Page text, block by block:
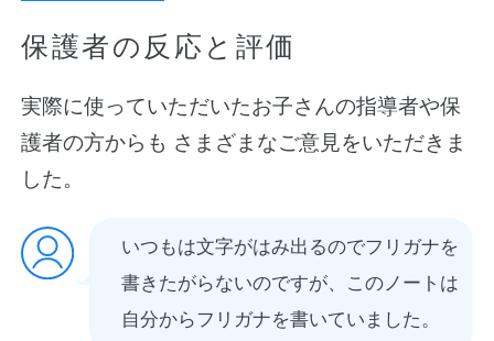
保護者の反応と評価
実際に使っていただいたお子さんの指導者や保
護者の方からも さまざまなご意見をいただきま
した。
いつもは文字がはみ出るのでフリガナを
書きたがらないのですが、このノートは
自分からフリガナを書いていました。